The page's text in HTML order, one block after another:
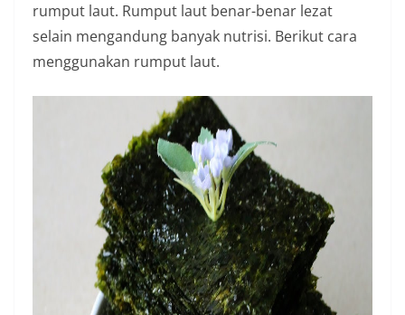
rumput laut. Rumput laut benar-benar lezat
selain mengandung banyak nutrisi. Berikut cara
menggunakan rumput laut.